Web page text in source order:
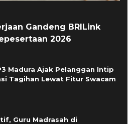
Gandeng BRILink
2026
Madura Ajak Pelanggan Intip
Tagihan Lewat Fitur Swacam
Guru Madrasah di